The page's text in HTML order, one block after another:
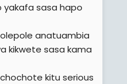
yakafa sasa hapo
anatuambia
kikwete sasa kama
kitu serious